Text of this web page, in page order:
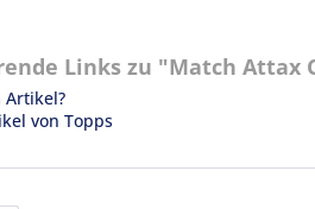
Links zu "Match Attax
Artikel?
von Topps